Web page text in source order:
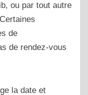
ou par tout autre
de
de rendez-vous
la date et